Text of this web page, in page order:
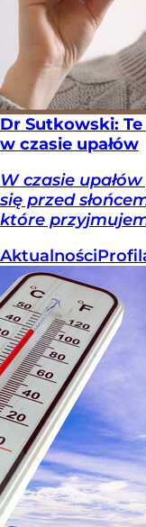
Dr Sutkowski:
w czasie upałów
W czasie
się przed
które
Aktualności